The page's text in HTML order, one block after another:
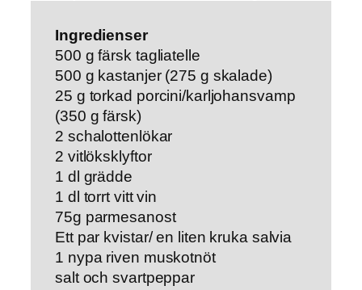
Ingredienser
500 g färsk tagliatelle
500 g kastanjer (275 g skalade)
25 g torkad porcini/karljohansvamp
(350 g färsk)
2 schalottenlökar
2 vitlöksklyftor
1 dl grädde
1 dl torrt vitt vin
75g parmesanost
Ett par kvistar/ en liten kruka salvia
1 nypa riven muskotnöt
salt och svartpeppar